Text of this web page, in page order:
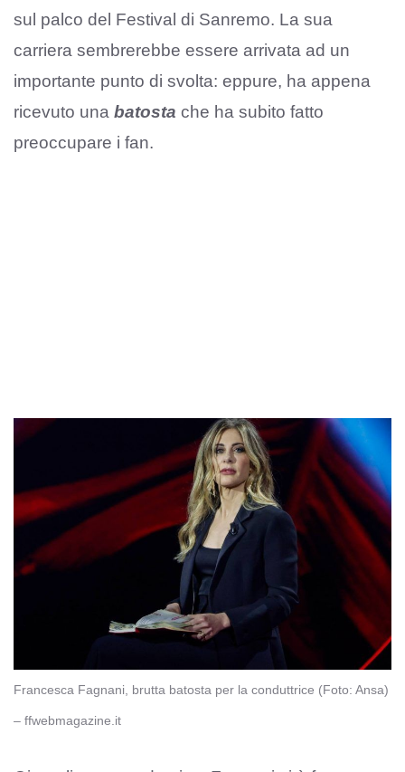
sul palco del Festival di Sanremo. La sua
carriera sembrerebbe essere arrivata ad un
importante punto di svolta: eppure, ha appena
ricevuto una batosta che ha subito fatto
preoccupare i fan.
Francesca Fagnani, brutta batosta per la conduttrice (Foto: Ansa)
– ffwebmagazine.it